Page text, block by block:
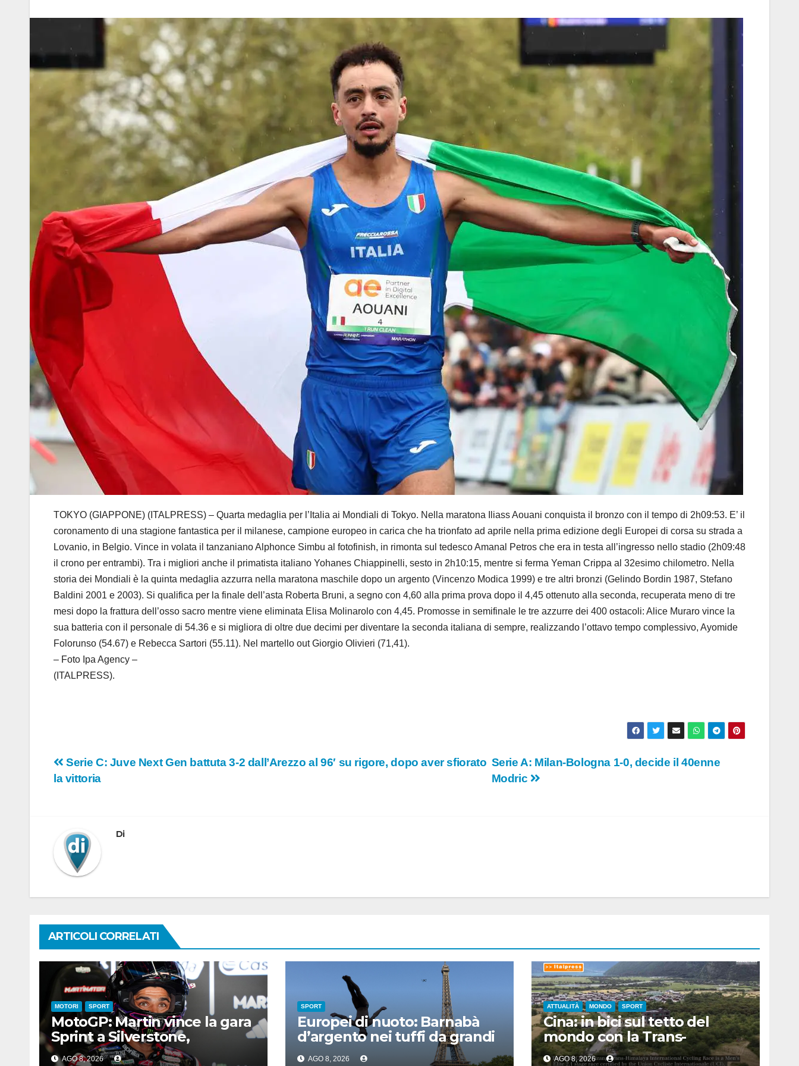
TOKYO (GIAPPONE) (ITALPRESS) – Quarta medaglia per l’Italia ai Mondiali di Tokyo. Nella maratona Iliass Aouani conquista il bronzo con il tempo di 2h09:53. E’ il
coronamento di una stagione fantastica per il milanese, campione europeo in carica che ha trionfato ad aprile nella prima edizione degli Europei di corsa su strada a
Lovanio, in Belgio. Vince in volata il tanzaniano Alphonce Simbu al fotofinish, in rimonta sul tedesco Amanal Petros che era in testa all’ingresso nello stadio (2h09:48
il crono per entrambi). Tra i migliori anche il primatista italiano Yohanes Chiappinelli, sesto in 2h10:15, mentre si ferma Yeman Crippa al 32esimo chilometro. Nella
storia dei Mondiali è la quinta medaglia azzurra nella maratona maschile dopo un argento (Vincenzo Modica 1999) e tre altri bronzi (Gelindo Bordin 1987, Stefano
Baldini 2001 e 2003). Si qualifica per la finale dell’asta Roberta Bruni, a segno con 4,60 alla prima prova dopo il 4,45 ottenuto alla seconda, recuperata meno di tre
mesi dopo la frattura dell’osso sacro mentre viene eliminata Elisa Molinarolo con 4,45. Promosse in semifinale le tre azzurre dei 400 ostacoli: Alice Muraro vince la
sua batteria con il personale di 54.36 e si migliora di oltre due decimi per diventare la seconda italiana di sempre, realizzando l’ottavo tempo complessivo, Ayomide
Folorunso (54.67) e Rebecca Sartori (55.11). Nel martello out Giorgio Olivieri (71,41).
– Foto Ipa Agency –
(ITALPRESS).
Navigazione
Serie A: Milan-Bologna 1-0, decide il 40enne
Modric
Serie C: Juve Next Gen battuta 3-2 dall’Arezzo al 96′ su rigore, dopo aver sfiorato
la vittoria
Di
ARTICOLI CORRELATI
MOTORI SPORT
MotoGP: Martin vince la gara
Sprint a Silverstone,
preceduti Ogura e Bezzecchi
AGO 8, 2026
SPORT
Europei di nuoto: Barnabà
d’argento nei tuffi da grandi
altezze
AGO 8, 2026
ATTUALITÀ MONDO SPORT
Cina: in bici sul tetto del
mondo con la Trans-
Himalaya Race
AGO 8, 2026